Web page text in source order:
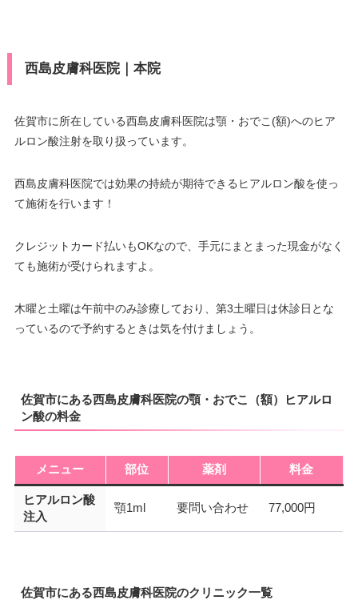
西島皮膚科医院｜本院
佐賀市に所在している西島皮膚科医院は顎・おでこ(額)へのヒア
ルロン酸注射を取り扱っています。
西島皮膚科医院では効果の持続が期待できるヒアルロン酸を使っ
て施術を行います！
クレジットカード払いもOKなので、手元にまとまった現金がなく
ても施術が受けられますよ。
木曜と土曜は午前中のみ診療しており、第3土曜日は休診日とな
っているので予約するときは気を付けましょう。
佐賀市にある西島皮膚科医院の顎・おでこ（額）ヒアルロ
ン酸の料金
メニュー 部位 薬剤 料金
ヒアルロン酸
注入
顎1ml 要問い合わせ 77,000円
佐賀市にある西島皮膚科医院のクリニック一覧